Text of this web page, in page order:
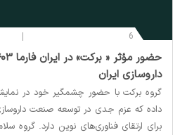
6
داروسازی ایران
گروه برکت با حضور چشمگیر خود در
داده که عزم جدی در توسعه صنعت
برای ارتقای فناوری‌های نوین دارد. گروه